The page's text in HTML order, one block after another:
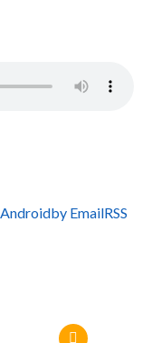
Androidby EmailRSS